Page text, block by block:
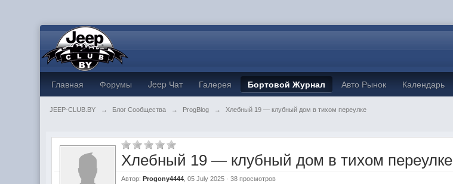
Главная Форумы Jeep Чат Галерея Бортовой Журнал Авто Рынок Календарь
JEEP-CLUB.BY → Блог Сообщества → ProgBlog → Хлебный 19 — клубный дом в тихом переулке
Хлебный 19 — клубный дом в тихом переулке
Автор:Progony4444 , 05 July 2025 · 38 просмотров